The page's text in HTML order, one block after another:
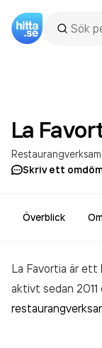
La
Skriv ett
Överblick
La Favortia är ett
aktivt sedan 2011